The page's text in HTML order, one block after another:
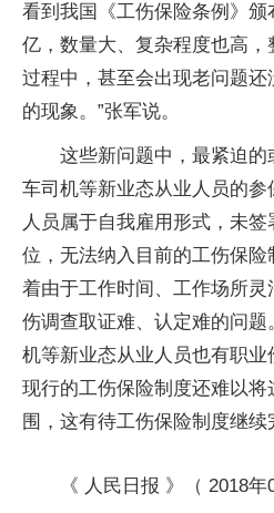
看到我国《工伤保险条例》
亿，数量大、复杂程度也高
过程中，甚至会出现老问题
的现象。”张军说。
这些新问题中，最紧迫
车司机等新业态从业人员的
人员属于自我雇用形式，未
位，无法纳入目前的工伤保
着由于工作时间、工作场所
伤调查取证难、认定难的问题
机等新业态从业人员也有职业
现行的工伤保险制度还难以
围，这有待工伤保险制度继续
《 人民日报 》（ 2018年